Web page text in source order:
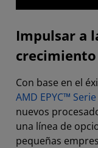
Impulsar a
Con base en el
AMD EPYC™
nuevos
una línea de
pequeñas